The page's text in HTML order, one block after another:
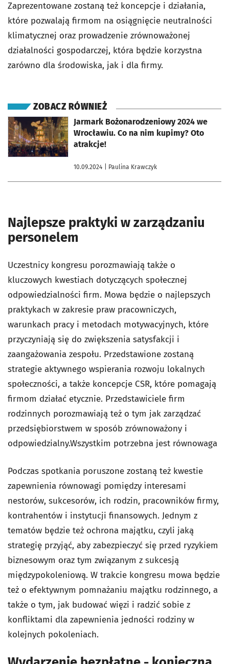
Zaprezentowane zostaną też koncepcje i działania,
które pozwalają firmom na osiągnięcie neutralności
klimatycznej oraz prowadzenie zrównoważonej
działalności gospodarczej, która będzie korzystna
zarówno dla środowiska, jak i dla firmy.
ZOBACZ RÓWNIEŻ
Jarmark Bożonarodzeniowy 2024 we
Wrocławiu. Co na nim kupimy? Oto
atrakcje!
10.09.2024 | Paulina Krawczyk
otworzy się w nowej karcie
Najlepsze praktyki w zarządzaniu
personelem
Uczestnicy kongresu porozmawiają także o
kluczowych kwestiach dotyczących społecznej
odpowiedzialności firm. Mowa będzie o najlepszych
praktykach w zakresie praw pracowniczych,
warunkach pracy i metodach motywacyjnych, które
przyczyniają się do zwiększenia satysfakcji i
zaangażowania zespołu. Przedstawione zostaną
strategie aktywnego wspierania rozwoju lokalnych
społeczności, a także koncepcje CSR, które pomagają
firmom działać etycznie. Przedstawiciele firm
rodzinnych porozmawiają też o tym jak zarządzać
przedsiębiorstwem w sposób zrównoważony i
odpowiedzialny.Wszystkim potrzebna jest równowaga
Podczas spotkania poruszone zostaną też kwestie
zapewnienia równowagi pomiędzy interesami
nestorów, sukcesorów, ich rodzin, pracowników firmy,
kontrahentów i instytucji finansowych. Jednym z
tematów będzie też ochrona majątku, czyli jaką
strategię przyjąć, aby zabezpieczyć się przed ryzykiem
biznesowym oraz tym związanym z sukcesją
międzypokoleniową. W trakcie kongresu mowa będzie
też o efektywnym pomnażaniu majątku rodzinnego, a
także o tym, jak budować więzi i radzić sobie z
konfliktami dla zapewnienia jedności rodziny w
kolejnych pokoleniach.